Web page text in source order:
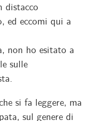
distacco
ed eccomi qui a
non ho esitato a
sulle
si fa leggere, ma
sul genere di